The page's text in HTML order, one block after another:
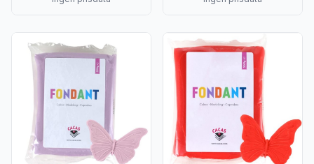
Vis flere detaljer for produktet "Fondant Lilla 250g Cacas"
Vis flere detaljer for